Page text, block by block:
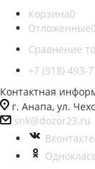
Корзина0
Отложенные0
Сравнение
+7 (918) 493-
Контактная
г. Анапа, ул.
snk@dozor23.ru
Вконтакте